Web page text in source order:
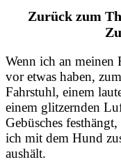
Zurück zum
Wenn ich an meinen
vor etwas haben,
Fahrstuhl, einem
einem glitzernden
Gebüsches
ich mit dem Hund
aushält.